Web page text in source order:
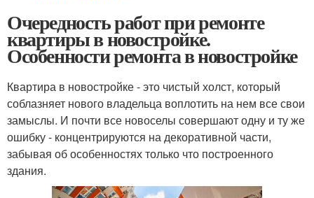
Очередность работ при ремонте
квартиры в новостройке.
Особенности ремонта в новостройке
Квартира в новостройке - это чистый холст, который
соблазняет нового владельца воплотить на нем все свои
замыслы. И почти все новоселы совершают одну и ту же
ошибку - концентрируются на декоративной части,
забывая об особенностях только что построенного
здания.